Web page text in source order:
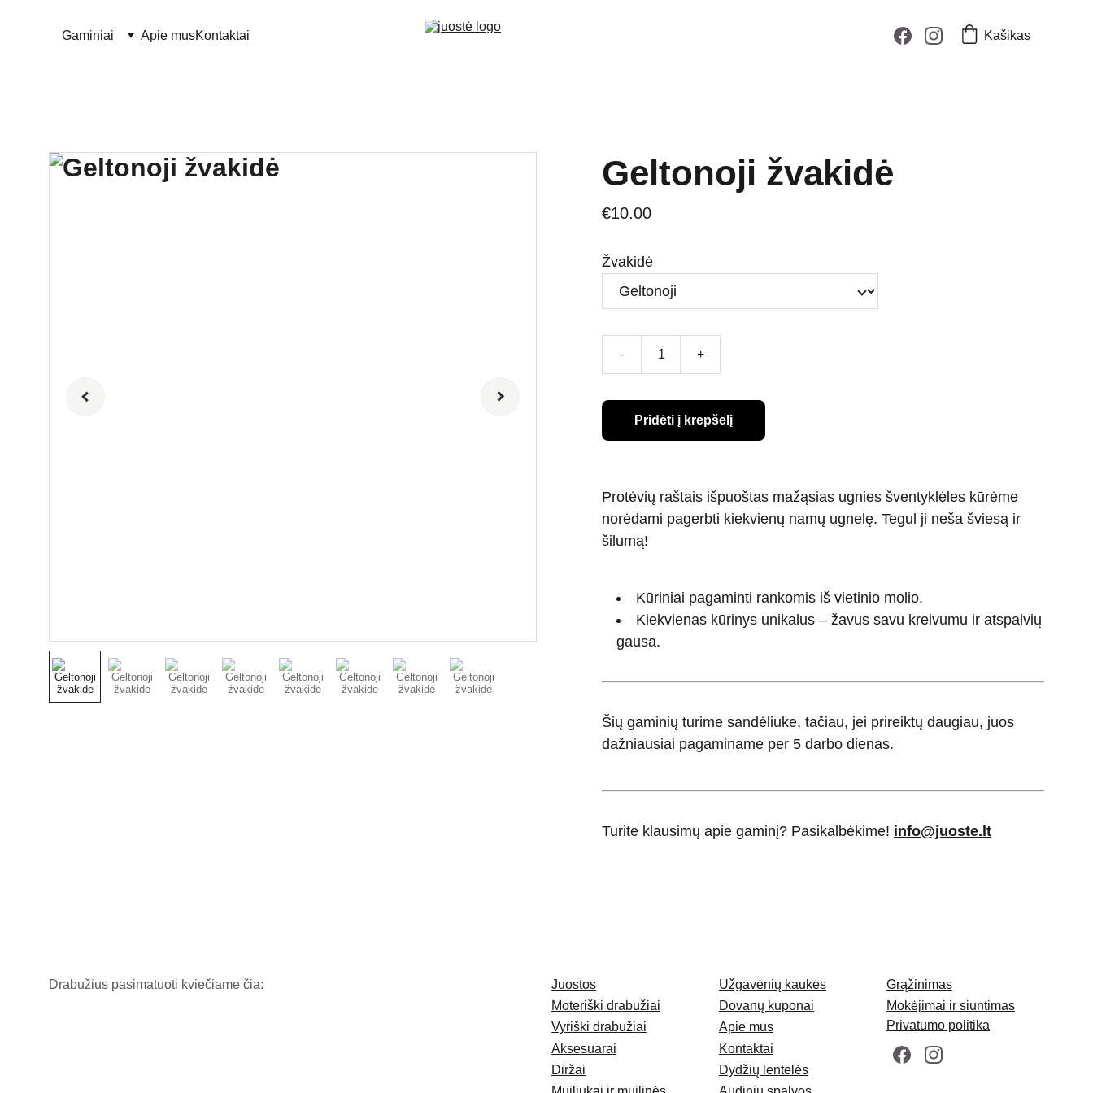
Gaminiai Apie musKontaktai Kašikas
Geltonoji žvakidė
€10.00
Žvakidė
- +
Pridėti į krepšelį
Protėvių raštais išpuoštas mažąsias ugnies šventyklėles kūrėme
norėdami pagerbti kiekvienų namų ugnelę. Tegul ji neša šviesą ir
šilumą!
Kūriniai pagaminti rankomis iš vietinio molio.
Kiekvienas kūrinys unikalus – žavus savu kreivumu ir atspalvių
gausa.
Šių gaminių turime sandėliuke, tačiau, jei prireiktų daugiau, juos
dažniausiai pagaminame per 5 darbo dienas.
Turite klausimų apie gaminį? Pasikalbėkime! info@juoste.lt
Mokėjimai ir siuntimas
Apie mus
Grąžinimas
Drabužius pasimatuoti kviečiame čia:
Privatumo politika
Moteriški drabužiai
Vyriški drabužiai
Aksesuarai
Kontaktai
Dydžių lentelės
Dovanų kuponai
Juostos
Diržai
Užgavėnių kaukės